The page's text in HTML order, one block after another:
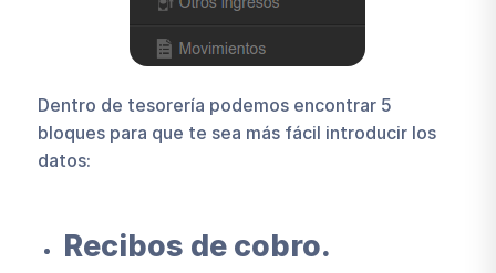
Dentro de tesorería podemos encontrar 5
bloques para que te sea más fácil introducir los
datos:
Recibos de cobro.